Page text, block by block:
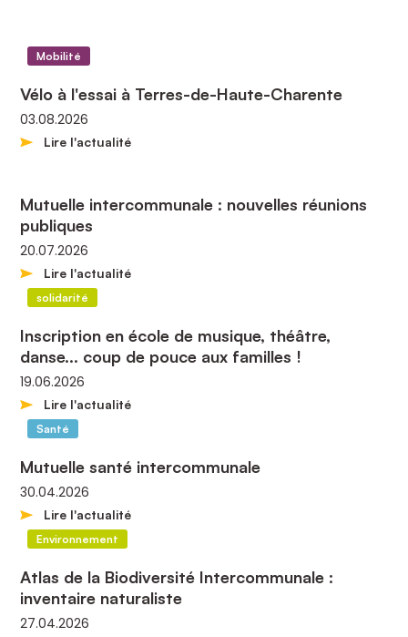
Liste des actualités
9 actualités affichées
Mobilité
Vélo à l'essai à Terres-de-Haute-Charente
03.08.2026
Lire l'actualité
Mutuelle intercommunale : nouvelles réunions
publiques
20.07.2026
Lire l'actualité
solidarité
Inscription en école de musique, théâtre,
danse... coup de pouce aux familles !
19.06.2026
Lire l'actualité
Santé
Mutuelle santé intercommunale
30.04.2026
Lire l'actualité
Environnement
Atlas de la Biodiversité Intercommunale :
inventaire naturaliste
27.04.2026